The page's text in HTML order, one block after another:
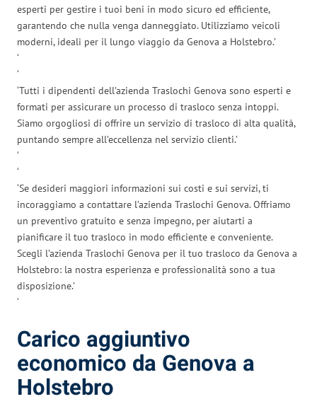
esperti per gestire i tuoi beni in modo sicuro ed efficiente,
garantendo che nulla venga danneggiato. Utilizziamo veicoli
moderni, ideali per il lungo viaggio da Genova a Holstebro.’
‘
‘
‘Tutti i dipendenti dell’azienda Traslochi Genova sono esperti e
formati per assicurare un processo di trasloco senza intoppi.
Siamo orgogliosi di offrire un servizio di trasloco di alta qualità,
puntando sempre all’eccellenza nel servizio clienti.’
‘
‘
‘Se desideri maggiori informazioni sui costi e sui servizi, ti
incoraggiamo a contattare l’azienda Traslochi Genova. Offriamo
un preventivo gratuito e senza impegno, per aiutarti a
pianificare il tuo trasloco in modo efficiente e conveniente.
Scegli l’azienda Traslochi Genova per il tuo trasloco da Genova a
Holstebro: la nostra esperienza e professionalità sono a tua
disposizione.’
‘
Carico aggiuntivo
economico da Genova a
Holstebro